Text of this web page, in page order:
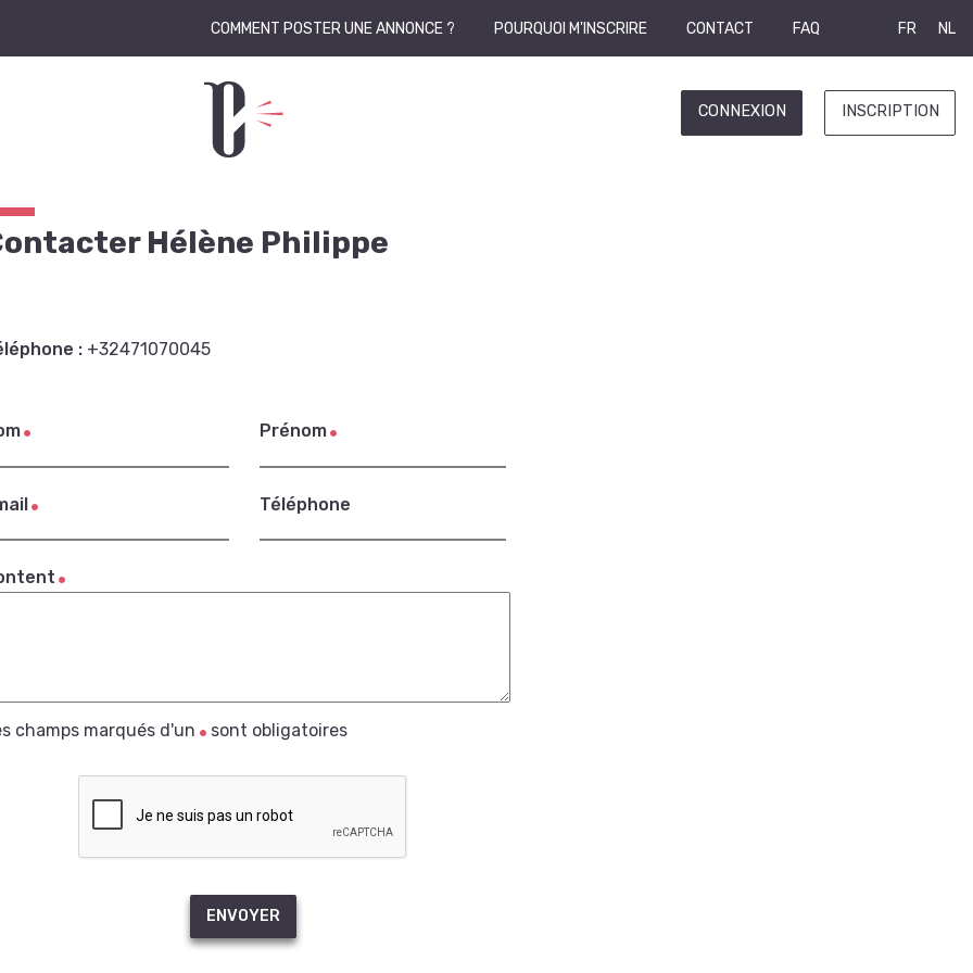
COMMENT POSTER UNE ANNONCE ? POURQUOI M'INSCRIRE CONTACT FAQ FR NL
CONNEXION INSCRIPTION
Hélène Philippe
: +32471070045
Prénom
Téléphone
champs marqués d'un sont obligatoires
ENVOYER